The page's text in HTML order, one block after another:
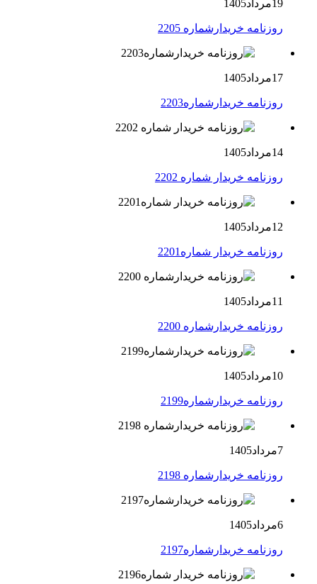
19مرداد1405
روزنامه خریدارشماره 2205
17مرداد1405
روزنامه خریدارشماره2203
14مرداد1405
روزنامه خریدار شماره 2202
12مرداد1405
روزنامه خریدار شماره2201
11مرداد1405
روزنامه خریدارشماره 2200
10مرداد1405
روزنامه خریدارشماره2199
7مرداد1405
روزنامه خریدارشماره 2198
6مرداد1405
روزنامه خریدارشماره2197